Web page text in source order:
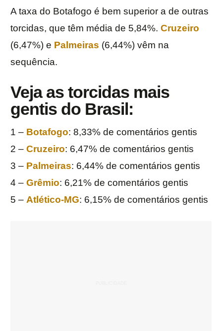
A taxa do Botafogo é bem superior a de outras
torcidas, que têm média de 5,84%. Cruzeiro
(6,47%) e Palmeiras (6,44%) vêm na
sequência.
Veja as torcidas mais
gentis do Brasil :
1 – Botafogo: 8,33% de comentários gentis
2 – Cruzeiro: 6,47% de comentários gentis
3 – Palmeiras: 6,44% de comentários gentis
4 – Grêmio: 6,21% de comentários gentis
5 – Atlético-MG: 6,15% de comentários gentis